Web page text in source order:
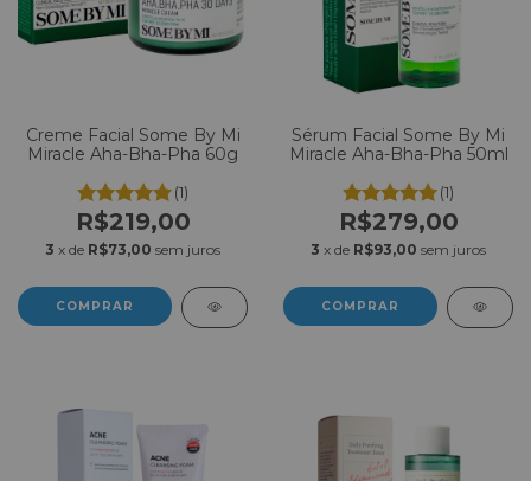
Creme Facial Some By Mi
Miracle Aha-Bha-Pha 60g
(1)
R$219,00
3 x de R$73,00 sem juros
Sérum Facial Some By Mi
Miracle Aha-Bha-Pha 50ml
(1)
R$279,00
3 x de R$93,00 sem juros